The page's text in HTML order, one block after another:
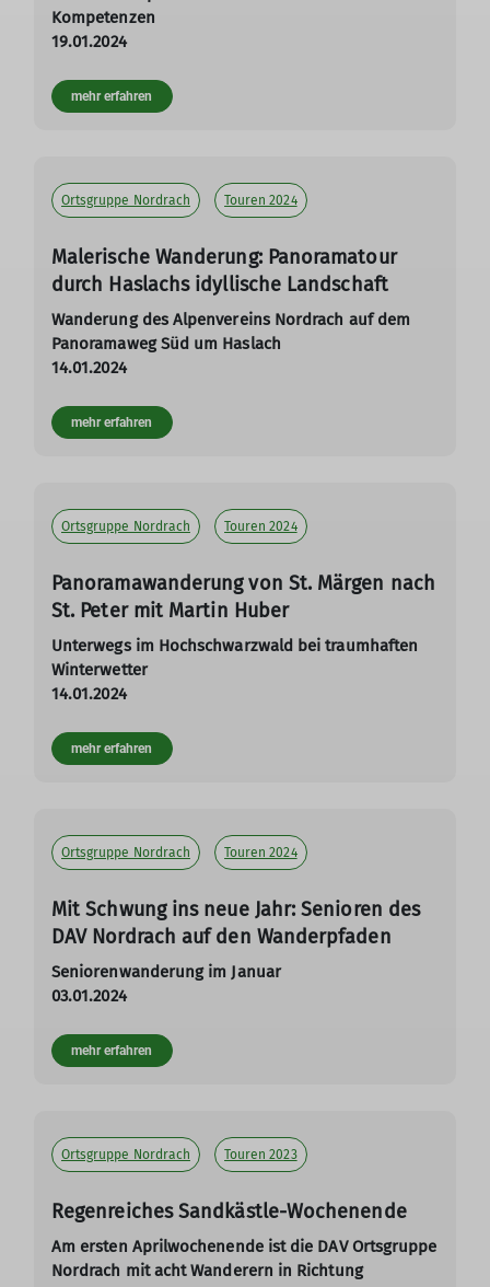
Kompetenzen
19.01.2024
mehr erfahren
Ortsgruppe Nordrach Touren 2024
Malerische Wanderung: Panoramatour
durch Haslachs idyllische Landschaft
Wanderung des Alpenvereins Nordrach auf dem
Panoramaweg Süd um Haslach
14.01.2024
mehr erfahren
Ortsgruppe Nordrach Touren 2024
Panoramawanderung von St. Märgen nach
St. Peter mit Martin Huber
Unterwegs im Hochschwarzwald bei traumhaften
Winterwetter
14.01.2024
mehr erfahren
Ortsgruppe Nordrach Touren 2024
Mit Schwung ins neue Jahr: Senioren des
DAV Nordrach auf den Wanderpfaden
Seniorenwanderung im Januar
03.01.2024
mehr erfahren
Ortsgruppe Nordrach Touren 2023
Regenreiches Sandkästle-Wochenende
Am ersten Aprilwochenende ist die DAV Ortsgruppe
Nordrach mit acht Wanderern in Richtung